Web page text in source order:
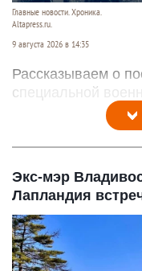
Главные новости. Хроника.
Altapress.ru.
9 августа 2026 в 14:35
Рассказываем о
специальной
Экс-мэр
Лапландия